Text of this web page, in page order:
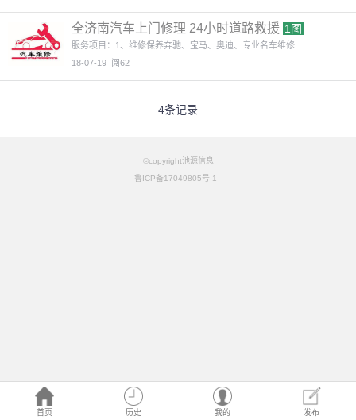
首页 历史 我的 发布
全济南汽车上门修理 24小时道路救援 1图
服务项目：1、维修保养奔驰、宝马、奥迪、专业名车维修
18-07-19 阅62
4条记录
©copyright池源信息
鲁ICP备17049805号-1